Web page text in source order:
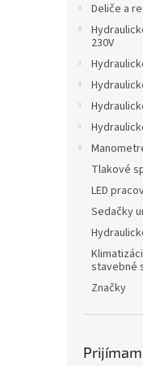
Deliče a
230V
Tlakové
LED
Sedačky
stavebné
Značky